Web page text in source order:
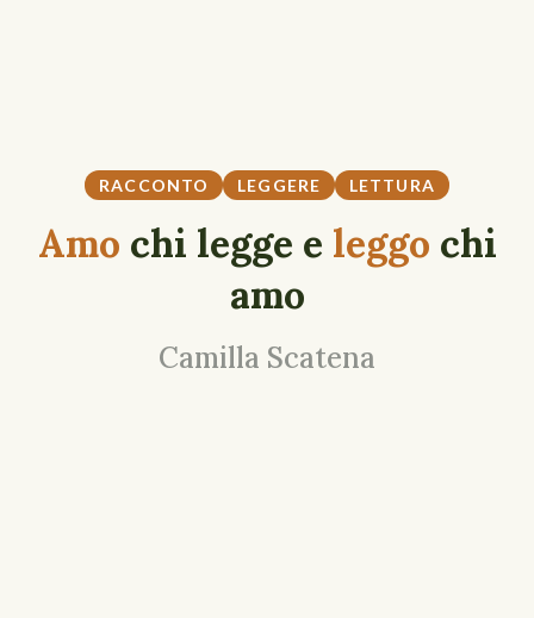
RACCONTO LEGGERE LETTURA
Amo chi legge e leggo chi
amo
Camilla Scatena